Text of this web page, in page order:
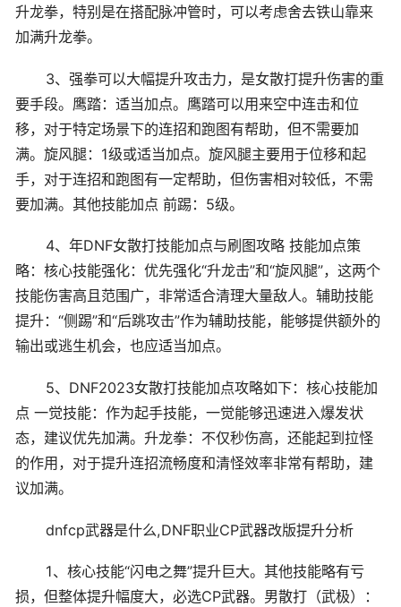
升龙拳，特别是在搭配脉冲管时，可以考虑舍去铁山靠来
加满升龙拳。
3、强拳可以大幅提升攻击力，是女散打提升伤害的重
要手段。鹰踏：适当加点。鹰踏可以用来空中连击和位
移，对于特定场景下的连招和跑图有帮助，但不需要加
满。旋风腿：1级或适当加点。旋风腿主要用于位移和起
手，对于连招和跑图有一定帮助，但伤害相对较低，不需
要加满。其他技能加点 前踢：5级。
4、年DNF女散打技能加点与刷图攻略 技能加点策
略：核心技能强化：优先强化“升龙击”和“旋风腿”，这两个
技能伤害高且范围广，非常适合清理大量敌人。辅助技能
提升：“侧踢”和“后跳攻击”作为辅助技能，能够提供额外的
输出或逃生机会，也应适当加点。
5、DNF2023女散打技能加点攻略如下：核心技能加
点 一觉技能：作为起手技能，一觉能够迅速进入爆发状
态，建议优先加满。升龙拳：不仅秒伤高，还能起到拉怪
的作用，对于提升连招流畅度和清怪效率非常有帮助，建
议加满。
dnfcp武器是什么,DNF职业CP武器改版提升分析
1、核心技能“闪电之舞”提升巨大。其他技能略有亏
损，但整体提升幅度大，必选CP武器。男散打（武极）：